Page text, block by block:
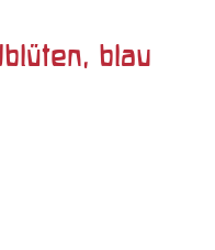
blau